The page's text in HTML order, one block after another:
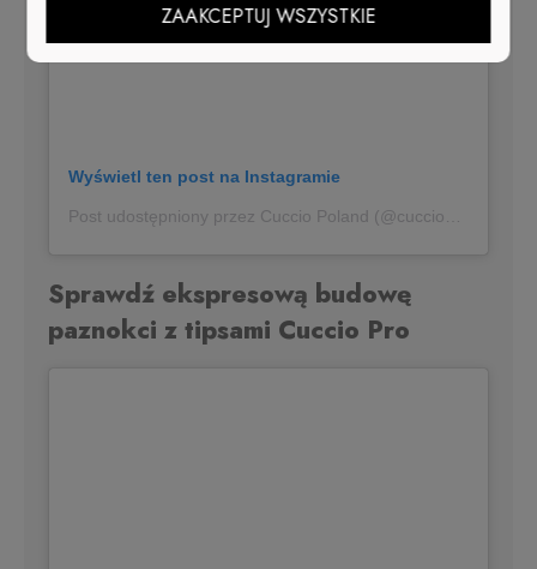
Wyświetl ten post na Instagramie
Post udostępniony przez Cuccio Poland (@cucciopoland)
Sprawdź ekspresową budowę
paznokci z tipsami Cuccio Pro
ZAAKCEPTUJ WSZYSTKIE